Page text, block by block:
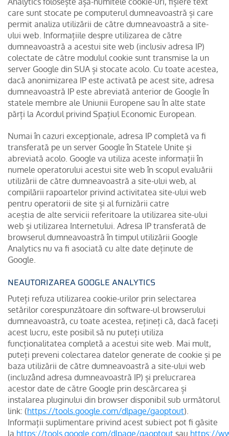
care sunt stocate pe computerul dumneavoastră și care
permit analiza utilizării de către dumneavoastră a site-
ului web. Informațiile despre utilizarea de către
dumneavoastră a acestui site web (inclusiv adresa IP)
colectate de către modulul cookie sunt transmise la un
server Google din SUA și stocate acolo. Cu toate acestea,
dacă anonimizarea IP este activată pe acest site, adresa
dumneavoastră IP este abreviată anterior de Google în
statele membre ale Uniunii Europene sau în alte state
părți la Acordul privind Spațiul Economic European.
Numai în cazuri excepționale, adresa IP completă va fi
transferată pe un server Google în Statele Unite și
abreviată acolo. Google va utiliza aceste informații în
numele operatorului acestui site web în scopul evaluării
utilizării de către dumneavoastră a site-ului web, al
compilării rapoartelor privind activitatea site-ului web
pentru operatorii de site și al furnizării catre
aceștia de alte servicii referitoare la utilizarea site-ului
web și utilizarea Internetului. Adresa IP transferată de
browserul dumneavoastră în timpul utilizării Google
Analytics nu va fi asociată cu alte date deținute de
Google.
NEAUTORIZAREA GOOGLE ANALYTICS
Puteți refuza utilizarea cookie-urilor prin selectarea
setărilor corespunzătoare din software-ul browserului
dumneavoastră, cu toate acestea, rețineți că, dacă faceți
acest lucru, este posibil să nu puteți utiliza
funcționalitatea completă a acestui site web. Mai mult,
puteți preveni colectarea datelor generate de cookie și pe
baza utilizării de către dumneavoastră a site-ului web
(incluzând adresa dumneavoastră IP) și prelucrarea
acestor date de către Google prin descărcarea și
instalarea pluginului din browser disponibil sub următorul
link: (https://tools.google.com/dlpage/gaoptout).
Informații suplimentare privind acest subiect pot fi găsite
la https://tools.google.com/dlpage/gaoptout sau https://